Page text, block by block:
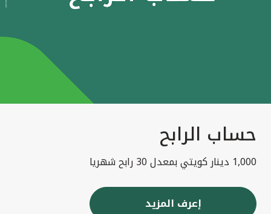
حساب الرابح
1,000 دينار كويتي بمعدل 30 رابح شهريا
إعرف المزيد